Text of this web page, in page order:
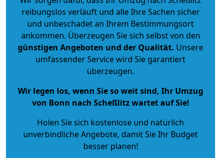
reibungslos verläuft und alle Ihre Sachen sicher
und unbeschadet an Ihrem Bestimmungsort
ankommen. Überzeugen Sie sich selbst von den
günstigen Angeboten und der Qualität. Unsere
umfassender Service wird Sie garantiert
überzeugen.
Wir legen los, wenn Sie so weit sind, Ihr Umzug
von Bonn nach Scheßlitz wartet auf Sie!
Holen Sie sich kostenlose und natürlich
unverbindliche Angebote, damit Sie Ihr Budget
besser planen!